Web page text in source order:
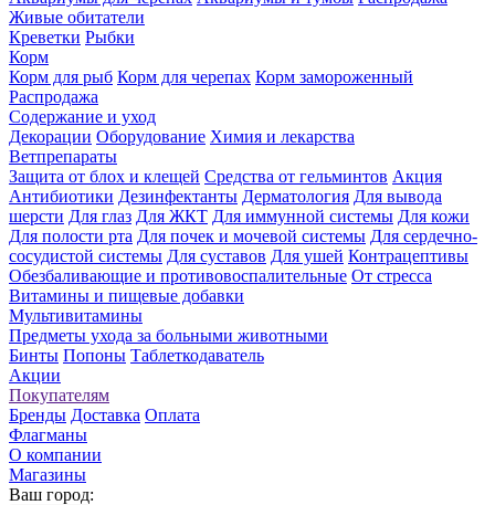
Живые обитатели
Креветки Рыбки
Корм
Корм для рыб Корм для черепах Корм замороженный
Распродажа
Содержание и уход
Декорации Оборудование Химия и лекарства
Ветпрепараты
Защита от блох и клещей Средства от гельминтов Акция
Антибиотики Дезинфектанты Дерматология Для вывода
шерсти Для глаз Для ЖКТ Для иммунной системы Для кожи
Для полости рта Для почек и мочевой системы Для сердечно-
сосудистой системы Для суставов Для ушей Контрацептивы
Обезбаливающие и противовоспалительные От стресса
Витамины и пищевые добавки
Мультивитамины
Предметы ухода за больными животными
Бинты Попоны Таблеткодаватель
Акции
Покупателям
Бренды Доставка Оплата
Флагманы
О компании
Магазины
Ваш город: